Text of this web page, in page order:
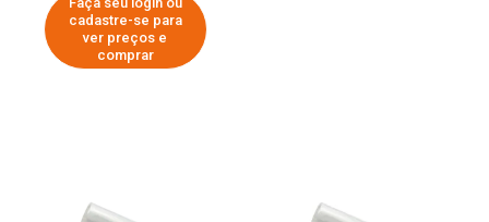
cadastre-se para
ver preços e
comprar